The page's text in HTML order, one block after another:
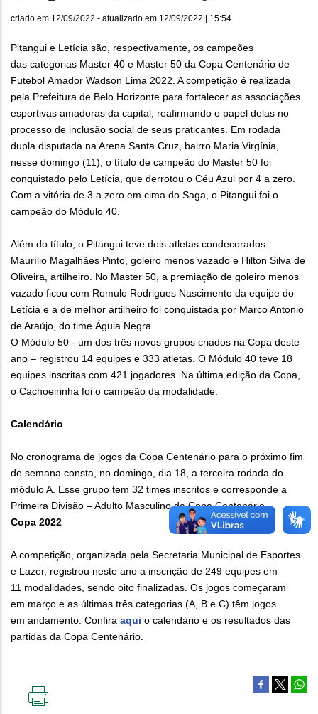
criado em 12/09/2022 - atualizado em 12/09/2022 | 15:54
Pitangui e Letícia são, respectivamente, os campeões
das categorias Master 40 e Master 50 da Copa Centenário de
Futebol Amador Wadson Lima 2022. A competição é realizada
pela Prefeitura de Belo Horizonte para fortalecer as associações
esportivas amadoras da capital, reafirmando o papel delas no
processo de inclusão social de seus praticantes. Em rodada
dupla disputada na Arena Santa Cruz, bairro Maria Virgínia,
nesse domingo (11), o título de campeão do Master 50 foi
conquistado pelo Letícia, que derrotou o Céu Azul por 4 a zero.
Com a vitória de 3 a zero em cima do Saga, o Pitangui foi o
campeão do Módulo 40.
Além do título, o Pitangui teve dois atletas condecorados:
Maurílio Magalhães Pinto, goleiro menos vazado e Hilton Silva de
Oliveira, artilheiro. No Master 50, a premiação de goleiro menos
vazado ficou com Romulo Rodrigues Nascimento da equipe do
Letícia e a de melhor artilheiro foi conquistada por Marco Antonio
de Araújo, do time Águia Negra.
O Módulo 50 - um dos três novos grupos criados na Copa deste
ano – registrou 14 equipes e 333 atletas. O Módulo 40 teve 18
equipes inscritas com 421 jogadores. Na última edição da Copa,
o Cachoeirinha foi o campeão da modalidade.
Calendário
No cronograma de jogos da Copa Centenário para o próximo fim
de semana consta, no domingo, dia 18, a terceira rodada do
módulo A. Esse grupo tem 32 times inscritos e corresponde a
Primeira Divisão – Adulto Masculino da Copa Centenário.
Copa 2022
A competição, organizada pela Secretaria Municipal de Esportes
e Lazer, registrou neste ano a inscrição de 249 equipes em
11 modalidades, sendo oito finalizadas. Os jogos começaram
em março e as últimas três categorias (A, B e C) têm jogos
em andamento. Confira aqui o calendário e os resultados das
partidas da Copa Centenário.